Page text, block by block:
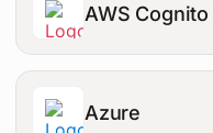
AWS Cognito
Azure